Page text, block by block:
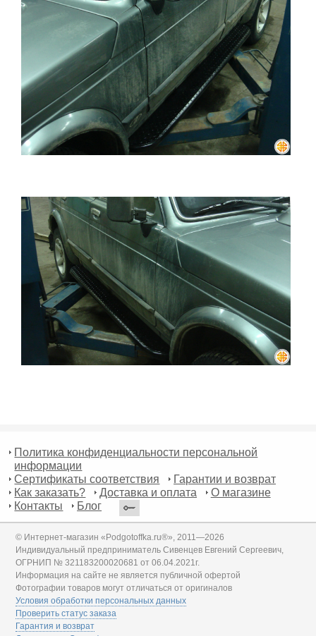
Политика конфиденциальности персональной
информации
Сертификаты соответствия
Гарантии и возврат
Как заказать?
Доставка и оплата
О магазине
Контакты
Блог
© Интернет-магазин «Podgotoffka.ru®», 2011—2026
Индивидуальный предприниматель Сивенцев Евгений Сергеевич,
ОГРНИП № 321183200020681 от 06.04.2021г.
Информация на сайте не является публичной офертой
Фотографии товаров могут отличаться от оригиналов
Условия обработки персональных данных
Проверить статус заказа
Гарантия и возврат